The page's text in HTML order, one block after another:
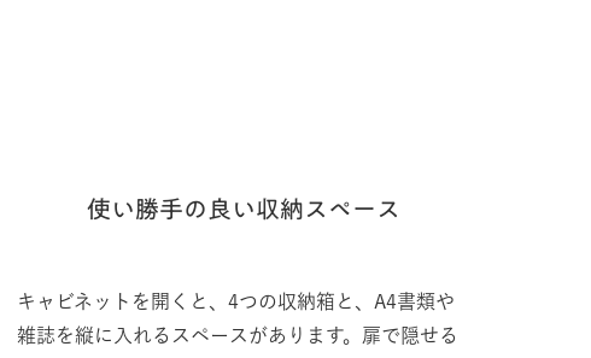
使い勝手の良い収納スペース
キャビネットを開くと、4つの収納箱と、A4書類や
雑誌を縦に入れるスペースがあります。扉で隠せる